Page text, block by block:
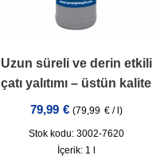
Uzun süreli ve derin etkili
çatı yalıtımı – üstün kalite
79,99 € (79,99 €/ )
Stok kodu: 3002-7620
İçerik: 1 l